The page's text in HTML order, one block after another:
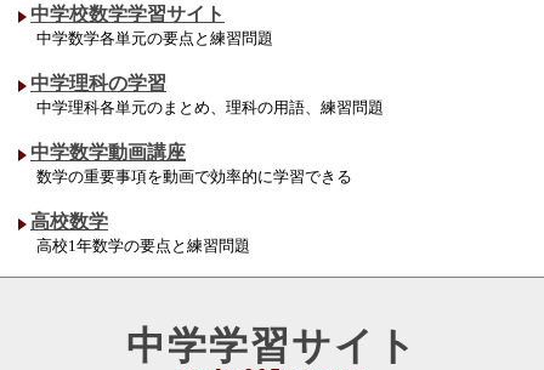
中学校数学学習サイト
中学数学各単元の要点と練習問題
中学理科の学習
中学理科各単元のまとめ、理科の用語、練習問題
中学数学動画講座
数学の重要事項を動画で効率的に学習できる
高校数学
高校1年数学の要点と練習問題
中学学習サイト